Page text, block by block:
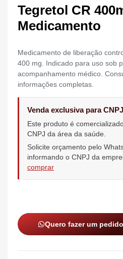
Tegretol CR
Medicamento
Medicamento de liberação
400 mg. Indicado para uso sob
acompanhamento médico.
informações completas.
Venda exclusiva para CNPJ
Este produto é
CNPJ da área da saúde.
Solicite orçamento pelo
informando o CNPJ da
comprar
Quero fazer um pedido